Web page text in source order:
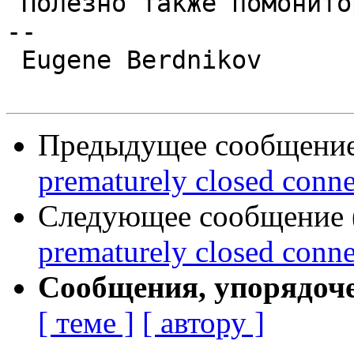
--
Предыдущее
prematurely closed
Следующее сообщение
prematurely closed
Сообщения,
[ теме ] [ автору ]